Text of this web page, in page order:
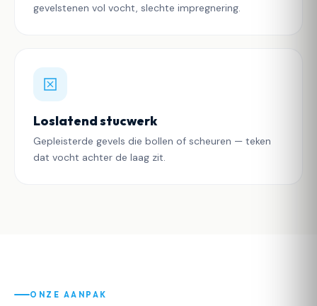
gevelstenen vol vocht, slechte impregnering.
Loslatend stucwerk
Gepleisterde gevels die bollen of scheuren — teken
dat vocht achter de laag zit.
ONZE AANPAK